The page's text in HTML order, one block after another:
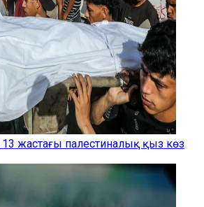
жастағы палестиналық қыз көз